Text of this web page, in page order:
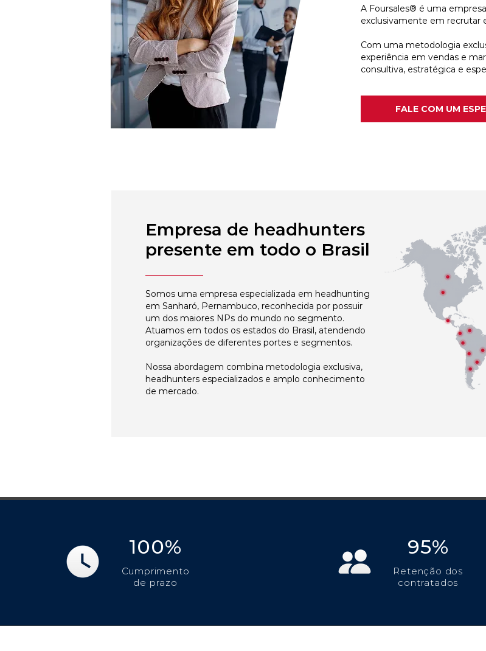
A Foursales® é uma
exclusivamente em recrutar
Com uma metodologia
experiência em vendas e
consultiva, estratégica e
FALE COM UM
Empresa de headhunters
presente em todo o Brasil
Somos uma empresa especializada em headhunting
em Sanharó, Pernambuco, reconhecida por possuir
um dos maiores NPs do mundo no segmento.
Atuamos em todos os estados do Brasil, atendendo
organizações de diferentes portes e segmentos.
Nossa abordagem combina metodologia exclusiva,
headhunters especializados e amplo conhecimento
de mercado.
100%
Cumprimento
de prazo
95%
Retenção dos
contratados